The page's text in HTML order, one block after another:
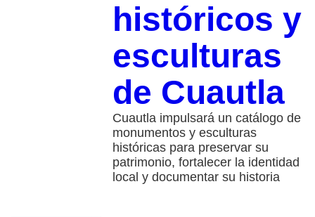
históricos y
esculturas
de Cuautla
Cuautla impulsará un catálogo de
monumentos y esculturas
históricas para preservar su
patrimonio, fortalecer la identidad
local y documentar su historia